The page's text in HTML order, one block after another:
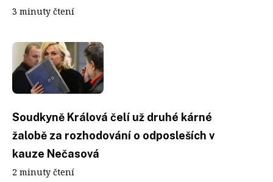
3 minuty čtení
Soudkyně Králová čelí už druhé kárné
žalobě za rozhodování o odposleších v
kauze Nečasová
2 minuty čtení